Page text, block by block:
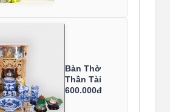
Bàn Thờ
Thần Tài
600.000đ